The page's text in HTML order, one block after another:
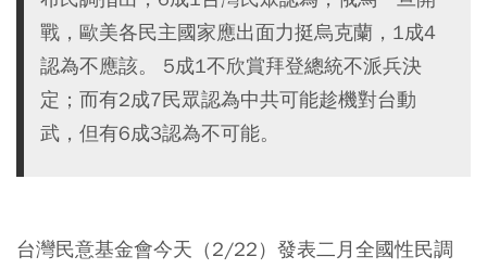
戰，歐美各民主國家應出面力挺烏克蘭，1成4
認為不應該。 5成1不欣賞拜登總統不派兵決
定；而有2成7民眾認為中共可能趁機對台動
武，但有6成3認為不可能。
台灣民意基金會今天（2/22）發表二月全國性民調